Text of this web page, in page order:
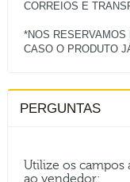
CORREIOS E
*NOS RESERVAMOS
PERGUNTAS
Utilize os campos
ao vendedor: